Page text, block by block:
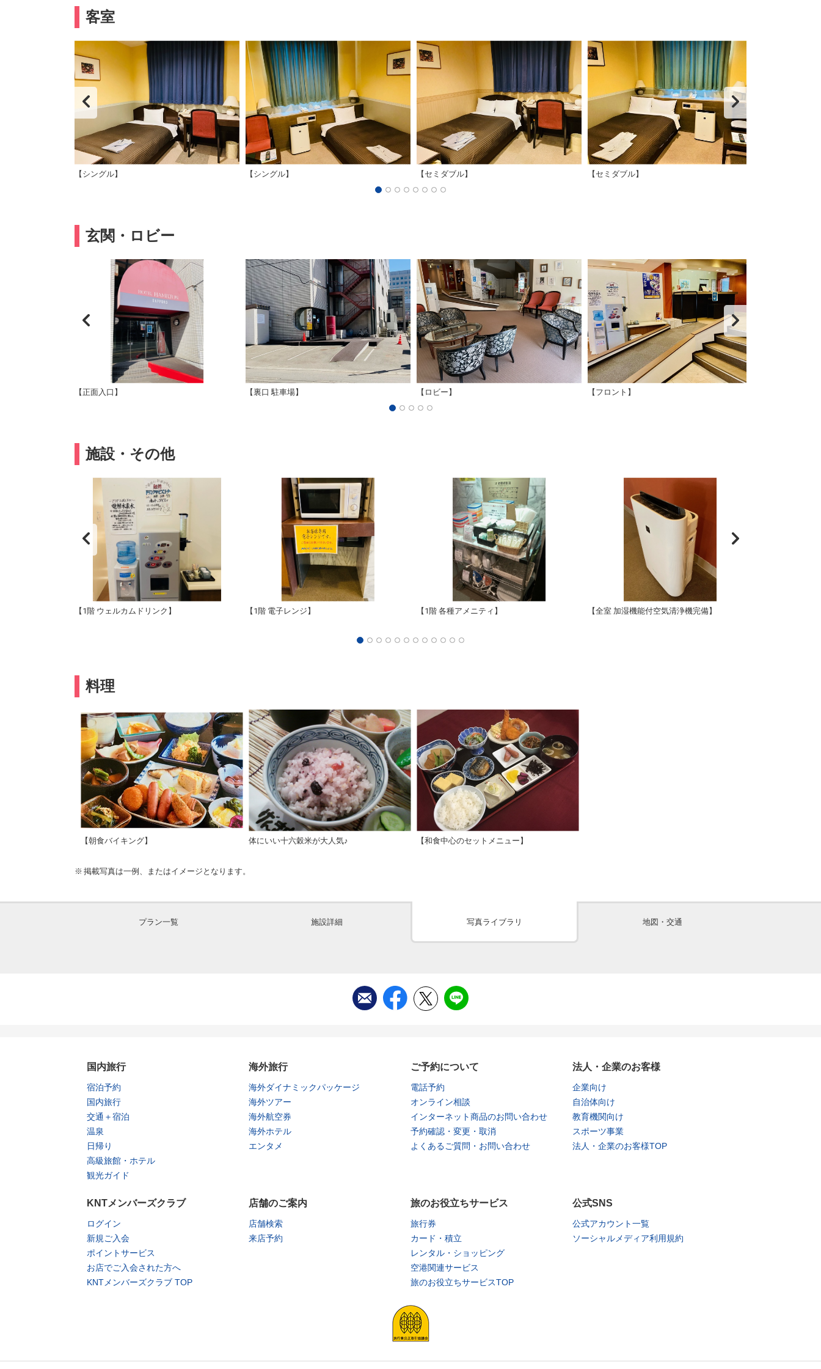
客室
【シングル】 【シングル】 【セミダブル】 【セミダブル】
玄関・ロビー
【正面入口】 【裏口 駐車場】 【ロビー】 【フロント】
施設・その他
【1階 ウェルカムドリンク】 【1階 電子レンジ】 【1階 各種アメニティ】 【全室 加湿機能付空気清浄機完備】
料理
【朝食バイキング】 体にいい十六穀米が大人気♪ 【和食中心のセットメニュー】
掲載写真は一例、またはイメージとなります。
プラン一覧 施設詳細 写真ライブラリ 地図・交通
国内旅行
宿泊予約
国内旅行
交通＋宿泊
温泉
日帰り
高級旅館・ホテル
観光ガイド
海外旅行
海外ダイナミックパッケージ
海外ツアー
海外航空券
海外ホテル
エンタメ
ご予約について
電話予約
オンライン相談
インターネット商品のお問い合わせ
予約確認・変更・取消
よくあるご質問・お問い合わせ
法人・企業のお客様
企業向け
自治体向け
教育機関向け
スポーツ事業
法人・企業のお客様TOP
KNTメンバーズクラブ
ログイン
新規ご入会
ポイントサービス
お店でご入会された方へ
KNTメンバーズクラブ TOP
店舗のご案内
店舗検索
来店予約
旅のお役立ちサービス
旅行券
カード・積立
レンタル・ショッピング
空港関連サービス
旅のお役立ちサービスTOP
公式SNS
公式アカウント一覧
ソーシャルメディア利用規約